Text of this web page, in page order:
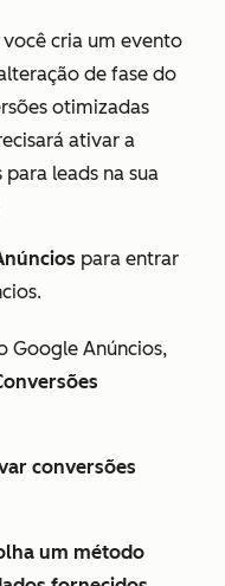
cria um evento
de fase do
otimizadas
ativar a
para leads na sua
para entrar
Google Anúncios,
conversões
um método